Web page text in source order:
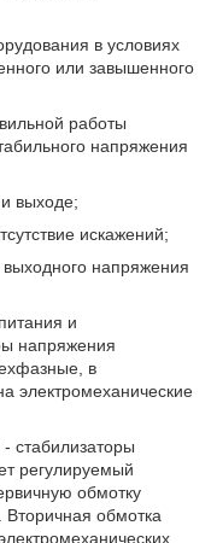
в условиях
или завышенного
работы
напряжения
выходе;
искажений;
напряжения
и
напряжения
в
электромеханические
стабилизаторы
регулируемый
обмотку
Вторичная обмотка